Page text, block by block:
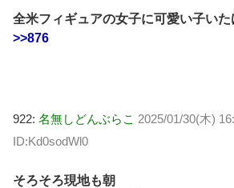
全米フィギュアの女子に可愛い子いた
>>876
922: 名無しどんぶらこ 2025/01/30(木)
ID:Kd0sodWl0
そろそろ現地も朝